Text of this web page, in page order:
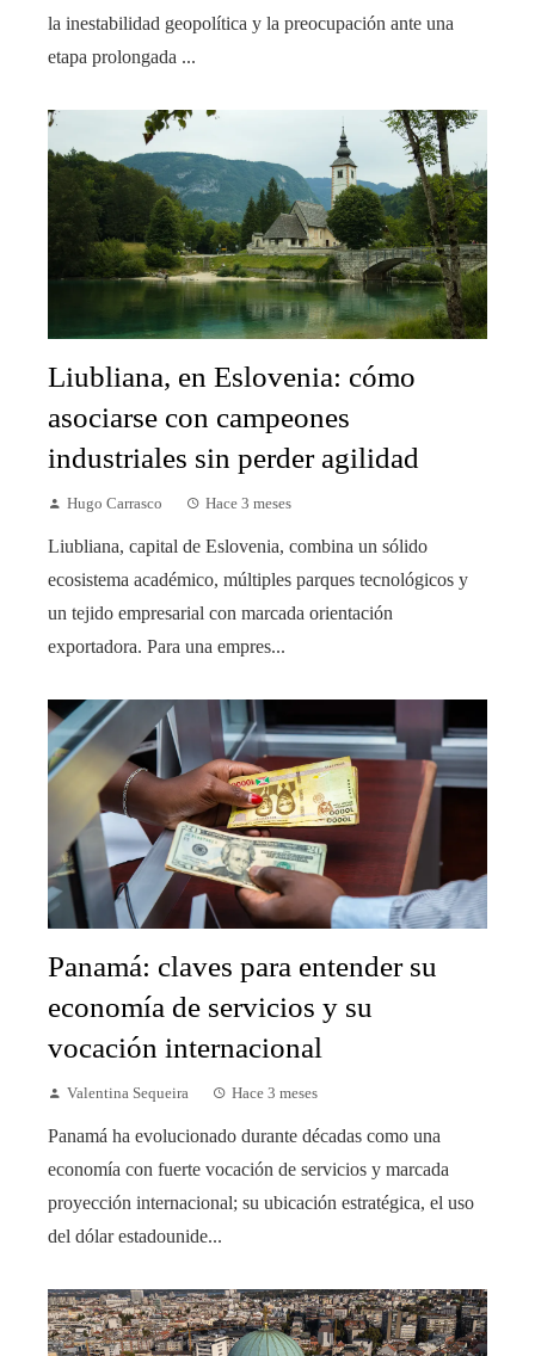
la inestabilidad geopolítica y la preocupación ante una
etapa prolongada ...
Liubliana, en Eslovenia: cómo
asociarse con campeones
industriales sin perder agilidad
Hugo Carrasco Hace 3 meses
Liubliana, capital de Eslovenia, combina un sólido
ecosistema académico, múltiples parques tecnológicos y
un tejido empresarial con marcada orientación
exportadora. Para una empres...
Panamá: claves para entender su
economía de servicios y su
vocación internacional
Valentina Sequeira Hace 3 meses
Panamá ha evolucionado durante décadas como una
economía con fuerte vocación de servicios y marcada
proyección internacional; su ubicación estratégica, el uso
del dólar estadounide...